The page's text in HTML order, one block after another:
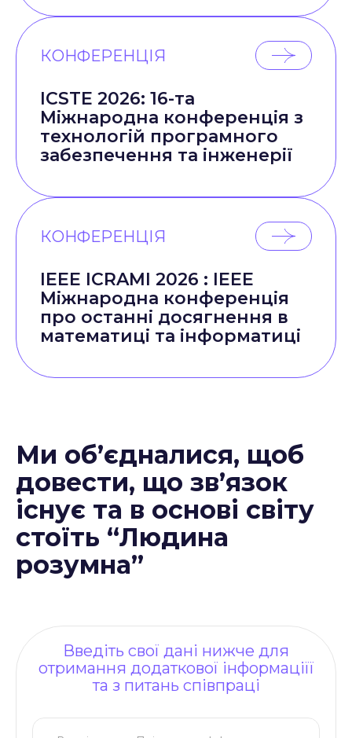
КОНФЕРЕНЦІЯ
ICSTE 2026: 16-та
Міжнародна конференція з
технологій програмного
забезпечення та інженерії
КОНФЕРЕНЦІЯ
IEEE ICRAMI 2026 : IEEE
Міжнародна конференція
про останні досягнення в
математиці та інформатиці
Ми об’єдналися, щоб
довести, що зв’язок
існує та в основі світу
стоїть “Людина
розумна”
Введіть свої дані нижче для
отримання додаткової інформаціїї
та з питань співпраці